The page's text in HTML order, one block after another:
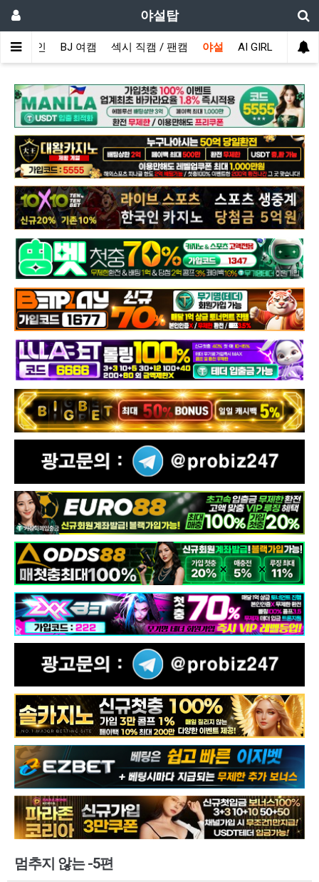
야설탑
메인 BJ 여캠 섹시 직캠 / 팬캠 야설 AI GIRL
멈추지 않는 -5편